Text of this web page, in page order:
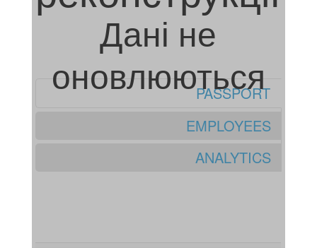
PASSPORT
EMPLOYEES
ANALYTICS
Дані не
оновлюються